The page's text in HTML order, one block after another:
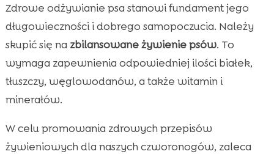
Zdrowe odżywianie psa stanowi fundament jego
długowieczności i dobrego samopoczucia. Należy
skupić się na zbilansowane żywienie psów. To
wymaga zapewnienia odpowiedniej ilości białek,
tłuszczy, węglowodanów, a także witamin i
minerałów.
W celu promowania zdrowych przepisów
żywieniowych dla naszych czworonogów, zaleca